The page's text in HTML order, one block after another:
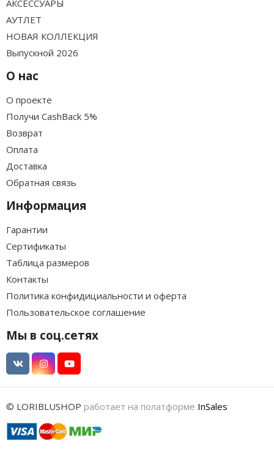
АКСЕССУАРЫ
АУТЛЕТ
НОВАЯ КОЛЛЕКЦИЯ
Выпускной 2026
О нас
О проекте
Получи CashBack 5%
Возврат
Оплата
Доставка
Обратная связь
Информация
Гарантии
Сертификаты
Таблица размеров
Контакты
Политика конфидициальности и оферта
Пользовательское соглашение
Мы в соц.сетях
© LORIBLUSHOP работает на полатформе InSales